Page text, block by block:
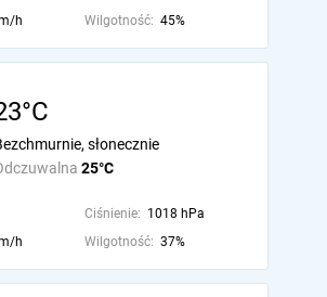
h Wilgotność: 45%
25°C
słonecznie
Ciśnienie: 1018 hPa
h Wilgotność: 37%